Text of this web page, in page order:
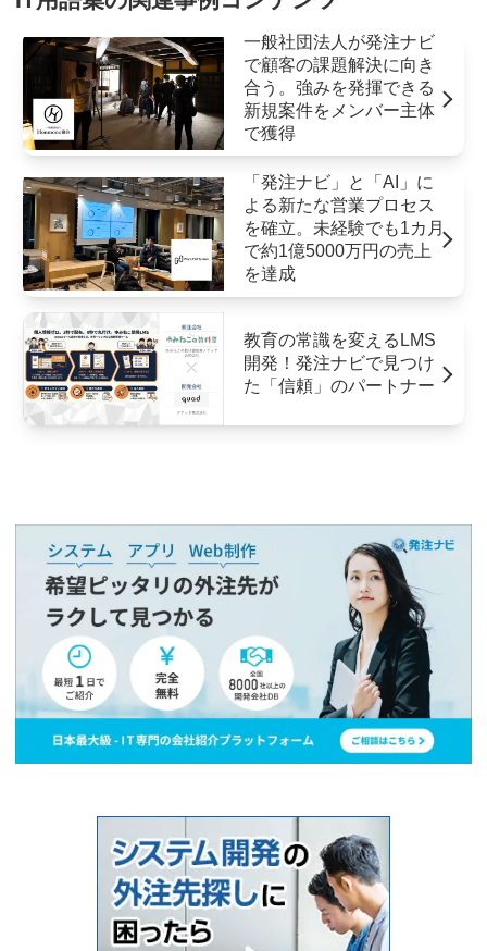
一般社団法人が発注ナビ
で顧客の課題解決に向き
合う。強みを発揮できる
新規案件をメンバー主体
で獲得
「発注ナビ」と「AI」に
よる新たな営業プロセス
を確立。未経験でも1カ月
で約1億5000万円の売上
を達成
教育の常識を変えるLMS
開発！発注ナビで見つけ
た「信頼」のパートナー